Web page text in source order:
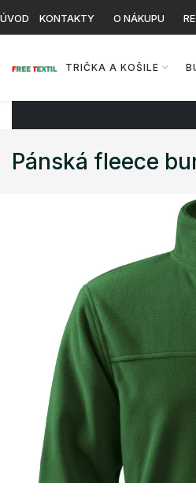
ÚVOD KONTAKTY O NÁKUPU
TRIČKA A KOŠILE
Pánská fleece